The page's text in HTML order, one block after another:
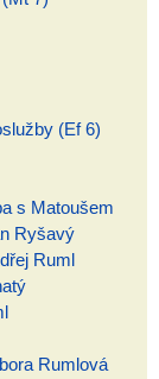
(Ef 6)
s Matoušem
Ryšavý
Ruml
Rumlová